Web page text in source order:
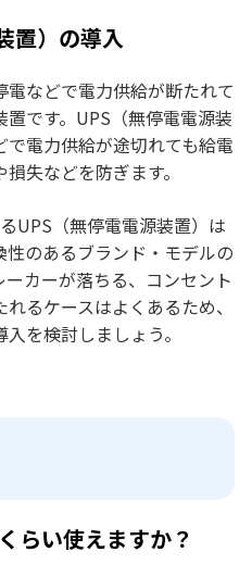
置）の導入
などで電力供給が断たれて
です。UPS（無停電電源装
電力供給が途切れても給電
失などを防ぎます。
UPS（無停電電源装置）は
のあるブランド・モデルの
カーが落ちる、コンセント
るケースはよくあるため、
を検討しましょう。
らい使えますか？